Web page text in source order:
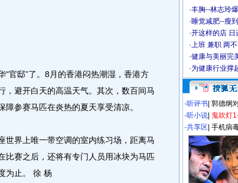
邸”了。8月的香港闷热潮湿，香港方
，避开白天的高温天气。其次，数百间马
参赛马匹在炎热的夏天享受清凉。
界上唯一带空调的室内练习场，距离马
比赛之后，还将有专门人员用冰块为马匹
为止。 徐 杨
·丰胸--林志玲
·睡觉减肥--瘦
·开这样的店 日
·上班 兼职 两
·健康与美丽完
·为健康行业撑
·听评书 郭德纲
·听小说 鬼吹灯
·共享区 手机病